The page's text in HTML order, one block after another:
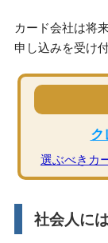
カード会社は将
申し込みを受け
ク
選ぶべきカ
社会人に